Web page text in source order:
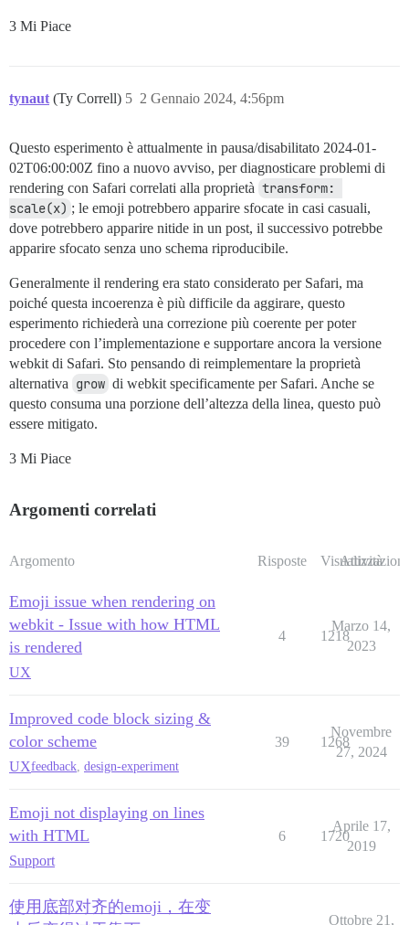
3 Mi Piace
tynaut (Ty Correll) 2 Gennaio 2024, 4:56pm
5
Questo esperimento è attualmente in pausa/disabilitato 2024-01-
02T06:00:00Z fino a nuovo avviso, per diagnosticare problemi di
rendering con Safari correlati alla proprietà transform:
scale(x) ; le emoji potrebbero apparire sfocate in casi casuali,
dove potrebbero apparire nitide in un post, il successivo potrebbe
apparire sfocato senza uno schema riproducibile.
Generalmente il rendering era stato considerato per Safari, ma
poiché questa incoerenza è più difficile da aggirare, questo
esperimento richiederà una correzione più coerente per poter
procedere con l’implementazione e supportare ancora la versione
webkit di Safari. Sto pensando di reimplementare la proprietà
alternativa grow di webkit specificamente per Safari. Anche se
questo consuma una porzione dell’altezza della linea, questo può
essere mitigato.
3 Mi Piace
Argomenti correlati
Argomento Risposte Visualizzazioni
Attività
Emoji issue when rendering on
webkit - Issue with how HTML
is rendered
UX
4 1218
Marzo 14,
2023
Improved code block sizing &
color scheme
UXfeedback, design-experiment
39 1268
Novembre
27, 2024
Emoji not displaying on lines
with HTML
Support
6 1720
Aprile 17,
2019
使用底部对齐的emoji，在变
Ottobre 21,